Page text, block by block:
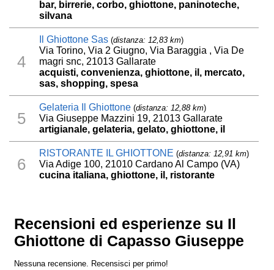
bar, birrerie, corbo, ghiottone, paninoteche,
silvana
4
Il Ghiottone Sas (distanza: 12,83 km)
Via Torino, Via 2 Giugno, Via Baraggia , Via De
magri snc, 21013 Gallarate
acquisti, convenienza, ghiottone, il, mercato,
sas, shopping, spesa
5
Gelateria Il Ghiottone (distanza: 12,88 km)
Via Giuseppe Mazzini 19, 21013 Gallarate
artigianale, gelateria, gelato, ghiottone, il
6
RISTORANTE IL GHIOTTONE (distanza: 12,91 km)
Via Adige 100, 21010 Cardano Al Campo (VA)
cucina italiana, ghiottone, il, ristorante
Recensioni ed esperienze su Il
Ghiottone di Capasso Giuseppe
Nessuna recensione. Recensisci per primo!